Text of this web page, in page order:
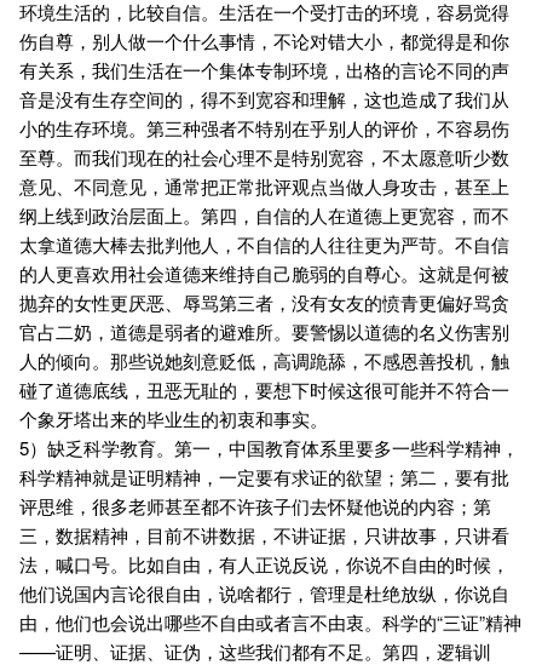
环境生活的，比较自信。生活在一个受打击的环境，容易觉得
伤自尊，别人做一个什么事情，不论对错大小，都觉得是和你
有关系，我们生活在一个集体专制环境，出格的言论不同的声
音是没有生存空间的，得不到宽容和理解，这也造成了我们从
小的生存环境。第三种强者不特别在乎别人的评价，不容易伤
至尊。而我们现在的社会心理不是特别宽容，不太愿意听少数
意见、不同意见，通常把正常批评观点当做人身攻击，甚至上
纲上线到政治层面上。第四，自信的人在道德上更宽容，而不
太拿道德大棒去批判他人，不自信的人往往更为严苛。不自信
的人更喜欢用社会道德来维持自己脆弱的自尊心。这就是何被
抛弃的女性更厌恶、辱骂第三者，没有女友的愤青更偏好骂贪
官占二奶，道德是弱者的避难所。要警惕以道德的名义伤害别
人的倾向。那些说她刻意贬低，高调跪舔，不感恩善投机，触
碰了道德底线，丑恶无耻的，要想下时候这很可能并不符合一
个象牙塔出来的毕业生的初衷和事实。
5）缺乏科学教育。第一，中国教育体系里要多一些科学精神，
科学精神就是证明精神，一定要有求证的欲望；第二，要有批
评思维，很多老师甚至都不许孩子们去怀疑他说的内容；第
三，数据精神，目前不讲数据，不讲证据，只讲故事，只讲看
法，喊口号。比如自由，有人正说反说，你说不自由的时候，
他们说国内言论很自由，说啥都行，管理是杜绝放纵，你说自
由，他们也会说出哪些不自由或者言不由衷。科学的“三证”精神
——证明、证据、证伪，这些我们都有不足。第四，逻辑训